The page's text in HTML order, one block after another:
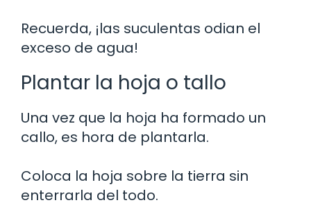
Recuerda, ¡las suculentas odian el
exceso de agua!
Plantar la hoja o tallo
Una vez que la hoja ha formado un
callo, es hora de plantarla.
Coloca la hoja sobre la tierra sin
enterrarla del todo.